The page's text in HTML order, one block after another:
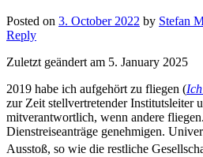
Posted on 3. October 2022 by Stefan
Reply
Zuletzt geändert am 5. January 2025
2019 habe ich aufgehört zu fliegen (
zur Zeit stellvertretender Institutsleiter
mitverantwortlich, wenn andere
Dienstreiseanträge genehmigen.
Ausstoß, so wie die restliche